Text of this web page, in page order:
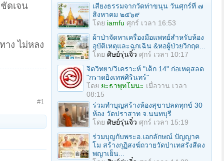
ดเจน
าง ไม่หลง
#1
เสียงธรรมจากวัดท่าขนุน วันศุกร์ที่ ๗
สิงหาคม ๒๕๖๙
โดย iamfu ศุกร์ เวลา 16:53
ผ้าป่าจัดหาเครื่องมือแพทย์สำหรับห้อง
อุบัติเหตุและฉุกเฉิน &หอผู้ป่วยวิกฤต...
โดย ศิษย์รุ่นจิ๋ว ศุกร์ เวลา 10:17
จิตวิทยา/วิเคราะห์ "เด็ก 14" ก่อเหตุสลด
"กราดยิงเทพศิรินทร์"
โดย ยะธาพุทโมนะ เมื่อวาน เวลา
08:15
ร่วมทําบุญสร้างห้องสุขาปลดทุกข์ 30
ห้อง วัดปราสาท จ.นนทบุรี
โดย ศิษย์รุ่นจิ๋ว ศุกร์ เวลา 15:19
ร่วมบุญกับพระอ.เอกลักษณ์ ปัญญาค
โม สร้างกุฏิสงฆ์ถวายวัดป่าเทสรังสีดง
พญาเย็น...